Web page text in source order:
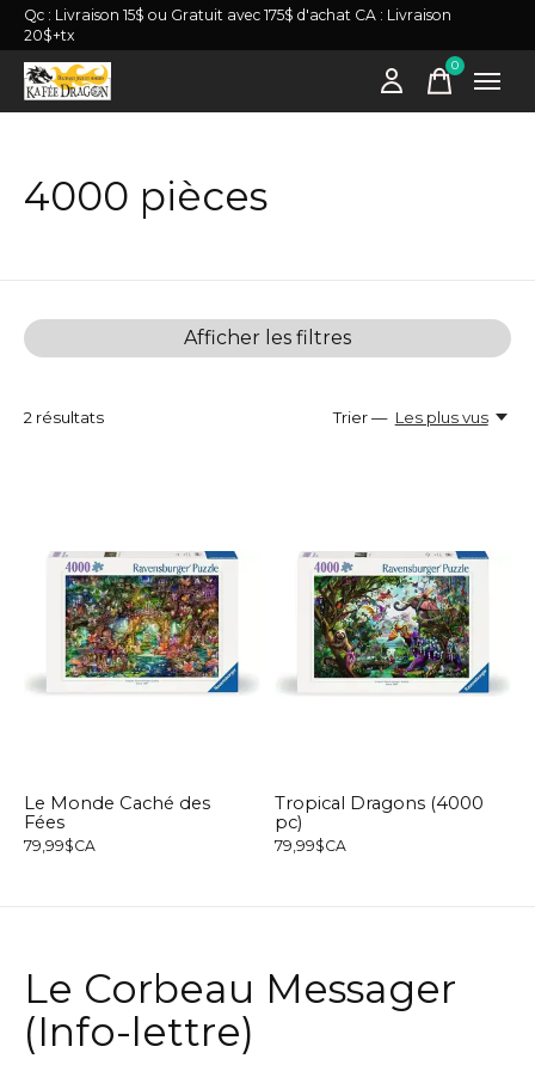
Qc : Livraison 15$ ou Gratuit avec 175$ d'achat CA : Livraison
20$+tx
0items
4000 pièces
Afficher les filtres
2 résultats Trier — Les plus vus
Le Monde Caché des
Fées
79,99$CA
Tropical Dragons (4000
pc)
79,99$CA
Le Corbeau Messager
(Info-lettre)